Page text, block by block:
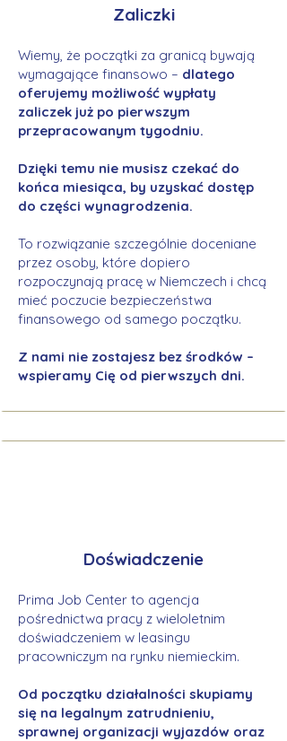
Zaliczki
Wiemy, że początki za granicą bywają
wymagające finansowo – dlatego
oferujemy możliwość wypłaty
zaliczek już po pierwszym
przepracowanym tygodniu.
Dzięki temu nie musisz czekać do
końca miesiąca, by uzyskać dostęp
do części wynagrodzenia.
To rozwiązanie szczególnie doceniane
przez osoby, które dopiero
rozpoczynają pracę w Niemczech i chcą
mieć poczucie bezpieczeństwa
finansowego od samego początku.
Z nami nie zostajesz bez środków –
wspieramy Cię od pierwszych dni.
Doświadczenie
Prima Job Center to agencja
pośrednictwa pracy z wieloletnim
doświadczeniem w leasingu
pracowniczym na rynku niemieckim.
Od początku działalności skupiamy
się na legalnym zatrudnieniu,
sprawnej organizacji wyjazdów oraz